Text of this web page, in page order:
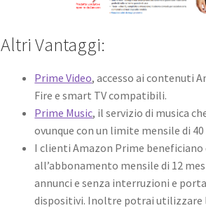
Altri Vantaggi:
Prime Video, accesso ai contenuti
Fire e smart TV compatibili.
Prime Music, il servizio di musica
ovunque con un limite mensile di 40
I clienti Amazon Prime
all’abbonamento mensile di 12
annunci e senza interruzioni e
dispositivi. Inoltre potrai utilizzare